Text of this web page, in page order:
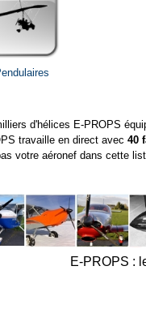
d'hélices E-PROPS
travaille en direct avec 40
votre aéronef dans cette
E-PROPS :